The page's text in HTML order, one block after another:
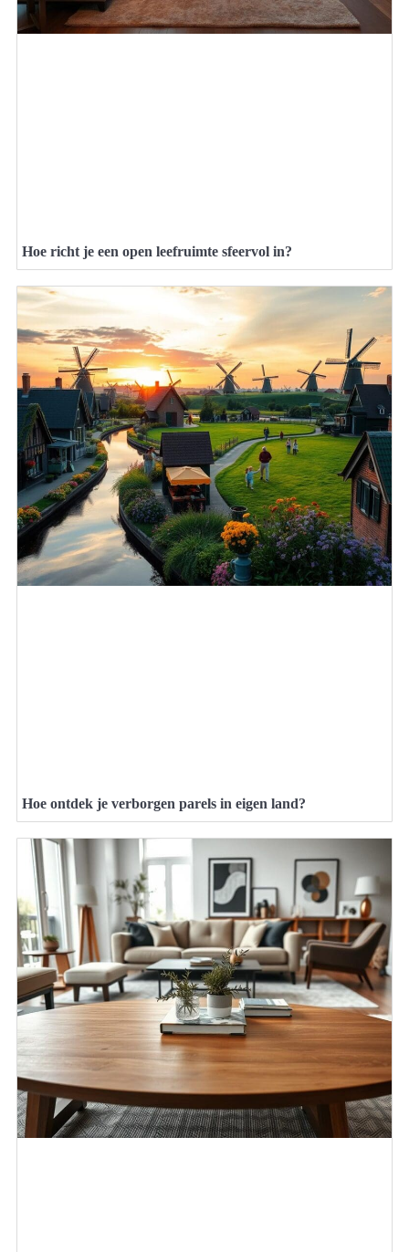
Hoe richt je een open leefruimte sfeervol in?
Hoe ontdek je verborgen parels in eigen land?